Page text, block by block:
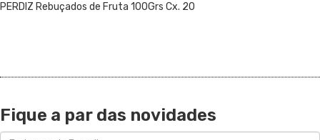
PERDIZ Rebuçados de Fruta 100Grs Cx. 20
Fique a par das novidades